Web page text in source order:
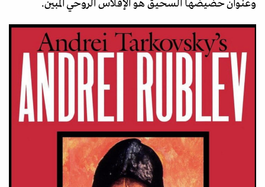
وعنوان حضيضها السحيق هو الإفلاس الروحي المبين.